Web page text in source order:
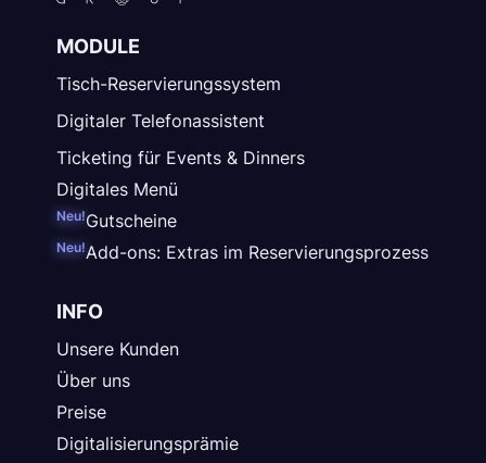
MODULE
Tisch-Reservierungssystem
Digitaler Telefonassistent
Ticketing für Events & Dinners
Digitales Menü
Gutscheine
Neu!
Add-ons: Extras im Reservierungsprozess
Neu!
INFO
Unsere Kunden
Über uns
Preise
Digitalisierungsprämie